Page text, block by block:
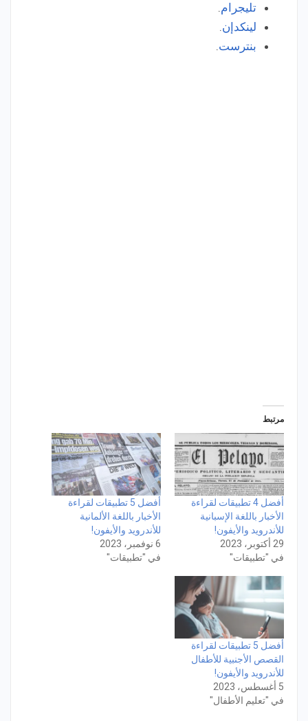
تليجرام.
لينكدإن.
بنترست.
مرتبط
أفضل 4 تطبيقات لقراءة
الأخبار باللغة الإسبانية
للأندرويد والأيفون!
29 أكتوبر، 2023
في "تطبيقات"
أفضل 5 تطبيقات لقراءة
الأخبار باللغة الألمانية
للأندرويد والأيفون!
6 نوفمبر، 2023
في "تطبيقات"
أفضل 5 تطبيقات لقراءة
القصص الأجنبية للأطفال
للأندرويد والأيفون!
5 أغسطس، 2023
في "تعليم الأطفال"